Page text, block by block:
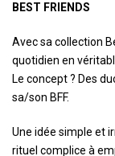
BEST FRIENDS
Avec sa collection
quotidien en
Le concept ? Des
sa/son BFF.
Une idée simple et
rituel complice à